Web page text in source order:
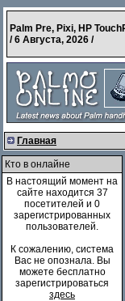
Palm Pre, Pixi, HP
/6 Августа, 2026 /
Главная
Кто в онлайне
В настоящий момент на
сайте находится 37
посетителей и 0
зарегистрированных
пользователей.
К сожалению, система
Вас не опознала. Вы
можете бесплатно
зарегистрироваться
здесь